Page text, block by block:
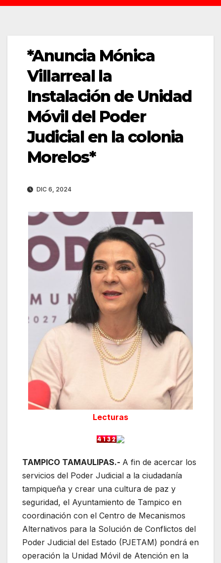
*Anuncia Mónica
Villarreal la
Instalación de Unidad
Móvil del Poder
Judicial en la colonia
Morelos*
DIC 6, 2024
Lecturas
TAMPICO TAMAULIPAS.- A fin de acercar los
servicios del Poder Judicial a la ciudadanía
tampiqueña y crear una cultura de paz y
seguridad, el Ayuntamiento de Tampico en
coordinación con el Centro de Mecanismos
Alternativos para la Solución de Conflictos del
Poder Judicial del Estado (PJETAM) pondrá en
operación la Unidad Móvil de Atención en la